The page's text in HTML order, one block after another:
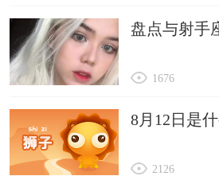
盘点与射手
1676
8月12日是
2126